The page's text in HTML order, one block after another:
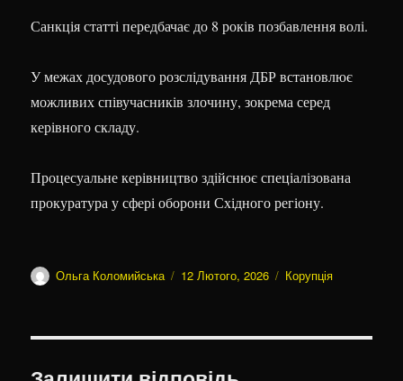
Санкція статті передбачає до 8 років позбавлення волі.
У межах досудового розслідування ДБР встановлює
можливих співучасників злочину, зокрема серед
керівного складу.
Процесуальне керівництво здійснює спеціалізована
прокуратура у сфері оборони Східного регіону.
Автор
Ольга Коломийська Оприлюднено
12 Лютого, 2026 Категорії
Корупція